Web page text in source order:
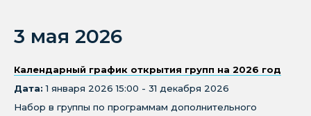
3 мая 2026
Календарный график открытия групп на 2026 год
Дата: 1 января 2026 15:00 - 31 декабря 2026
Набор в группы по программам дополнительного